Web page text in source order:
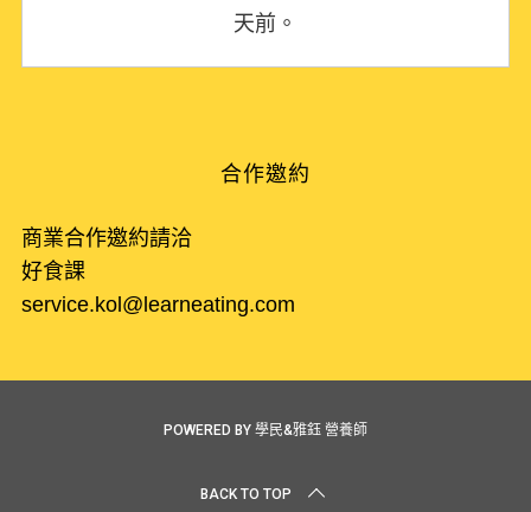
天前。
合作邀約
商業合作邀約請洽
好食課
service.kol@learneating.com
POWERED BY 學民&雅鈺 營養師
BACK TO TOP